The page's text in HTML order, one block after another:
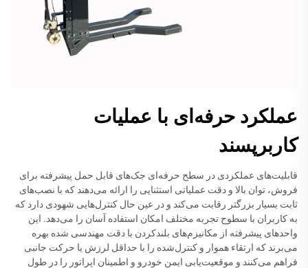
عملکرد حرفه‌ای با عملیات
کاربرپسند
قابلیت‌های عملکردی در سطح حرفه‌ای جک‌های قابل حمل پیشرفته برای
فروش، توان بالا و دقت عملیاتی استثنایی را ارائه می‌دهند که با نصب‌های
ثابت بسیار بزرگتر رقابت می‌کند و در عین حال کنترل‌هایی شهودی دارد که
به کاربران با سطوح تجربه مختلف امکان استفاده آسان را می‌دهد. این
واحدهای پیشرفته از مکانیزم‌های بلندکردن با دقت مهندسی شده بهره
می‌برند که ارتقاء هموار و کنترل‌شده را با حداقل لرزش یا حرکت جانبی
فراهم می‌کنند و موقعیت‌یابی ایمن خودرو و اطمینان اپراتور را در طول